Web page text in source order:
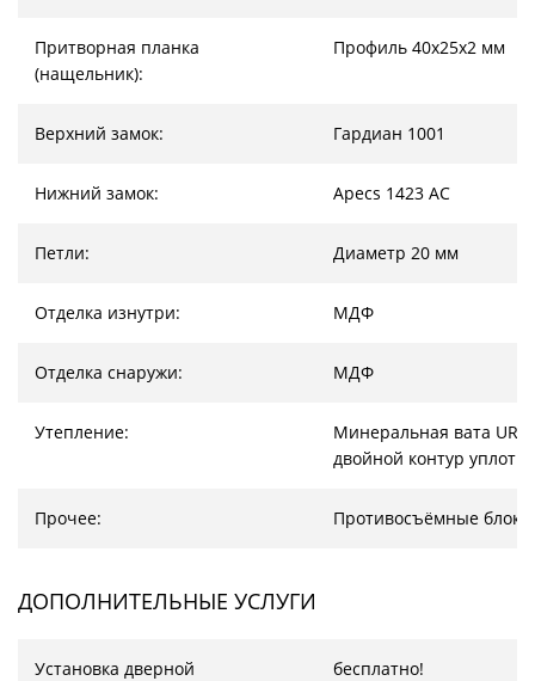
Притворная планка
(нащельник):
Профиль 40х25х2 мм
Верхний замок: Гардиан 1001
Нижний замок: Apecs 1423 AC
Петли: Диаметр 20 мм
Отделка изнутри: МДФ
Отделка снаружи: МДФ
Утепление:
Минеральная вата
двойной контур
Прочее: Противосъёмные
ДОПОЛНИТЕЛЬНЫЕ УСЛУГИ
Установка дверной
бесплатно!